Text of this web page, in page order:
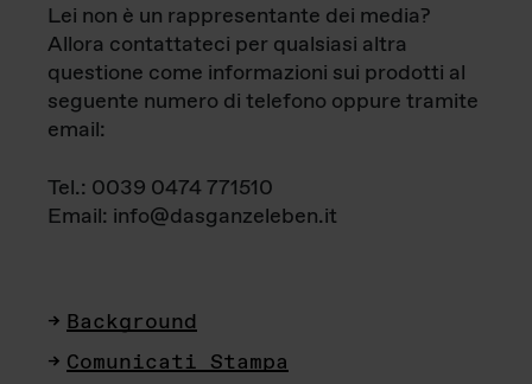
Lei non è un rappresentante dei media?
Allora contattateci per qualsiasi altra
questione come informazioni sui prodotti al
seguente numero di telefono oppure tramite
email:
Tel.: 0039 0474 771510
Email: info@dasganzeleben.it
Background
Comunicati Stampa